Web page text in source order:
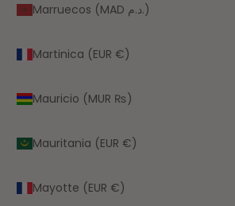
Marruecos (MAD د.م.)
Martinica (EUR €)
Mauricio (MUR ₨)
Mauritania (EUR €)
Mayotte (EUR €)